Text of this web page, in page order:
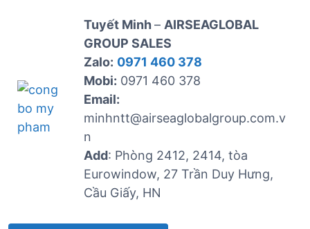
Tuyết Minh– AIRSEAGLOBAL
GROUP SALES
Zalo: 0971 460 378
Mobi: 0971 460 378
Email:
minhntt@airseaglobalgroup.com.v
n
Add: Phòng 2412, 2414, tòa
Eurowindow, 27 Trần Duy Hưng,
Cầu Giấy, HN